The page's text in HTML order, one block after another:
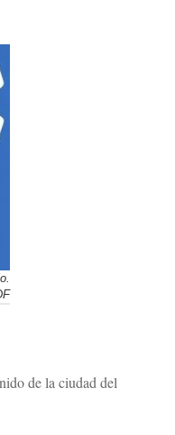
de la ciudad del